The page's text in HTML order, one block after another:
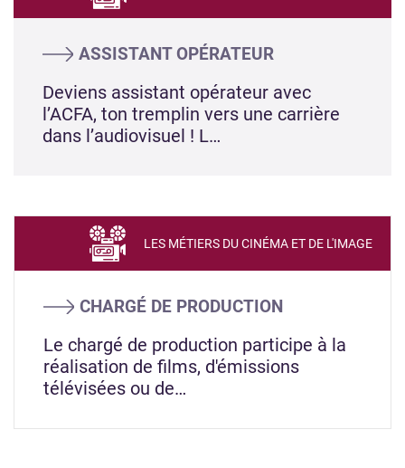
ASSISTANT OPÉRATEUR
Deviens assistant opérateur avec
l’ACFA, ton tremplin vers une carrière
dans l’audiovisuel ! L…
CHARGÉ DE PRODUCTION
LES MÉTIERS DU CINÉMA ET DE L'IMAGE
Le chargé de production participe à la
réalisation de films, d'émissions
télévisées ou de…